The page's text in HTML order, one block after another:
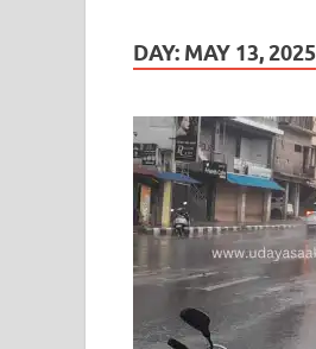
DAY: MAY 13, 2025